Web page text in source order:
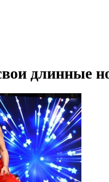
длинные